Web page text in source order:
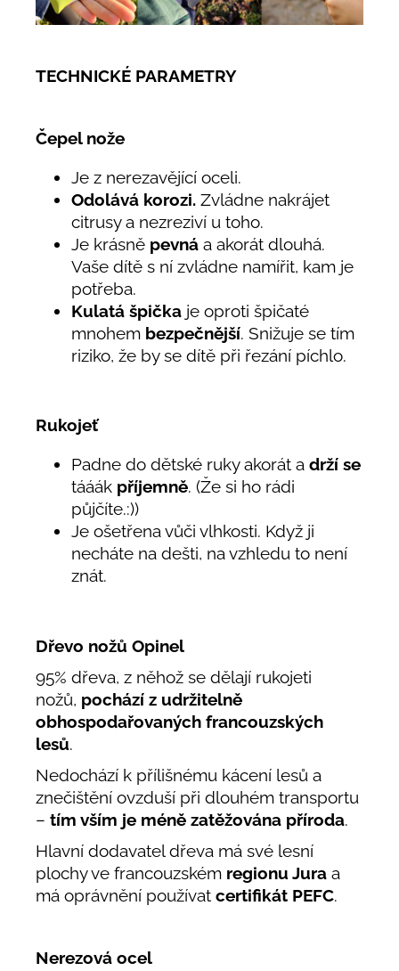
TECHNICKÉ PARAMETRY
Čepel nože
Je z nerezavějící oceli.
Odolává korozi. Zvládne nakrájet
citrusy a nezreziví u toho.
Je krásně pevná a akorát dlouhá.
Vaše dítě s ní zvládne namířit, kam je
potřeba.
Kulatá špička je oproti špičaté
mnohem bezpečnější. Snižuje se tím
riziko, že by se dítě při řezání píchlo.
Rukojeť
Padne do dětské ruky akorát a drží se
tááák příjemně. (Že si ho rádi
půjčíte.:))
Je ošetřena vůči vlhkosti. Když ji
necháte na dešti, na vzhledu to není
znát.
Dřevo nožů Opinel
95% dřeva, z něhož se dělají rukojeti
nožů, pochází z udržitelně
obhospodařovaných francouzských
lesů.
Nedochází k přílišnému kácení lesů a
znečištění ovzduší při dlouhém transportu
– tím vším je méně zatěžována příroda.
Hlavní dodavatel dřeva má své lesní
plochy ve francouzském regionu Jura a
má oprávnění používat certifikát PEFC.
Nerezová ocel